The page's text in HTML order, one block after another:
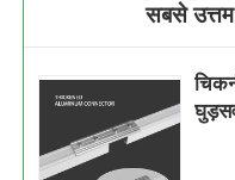
सबसे उत्तम